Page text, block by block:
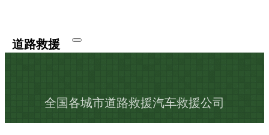
道路救援
全国各城市道路救援汽车救援公司